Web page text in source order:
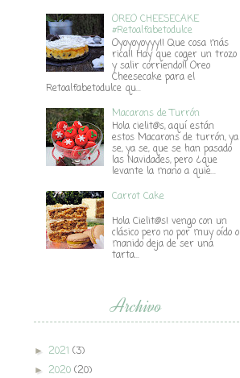
OREO CHEESECAKE
#Retoalfabetodulce
Oyoyoyoyyy!! Que cosa más
rica!! Hay que coger un trozo
y salir corriendo!! Oreo
Cheesecake para el
Retoalfabetodulce qu...
Macarons de Turrón
Hola cielit@s, aquí están
estos Macarons de turrón, ya
se, ya se, que se han pasado
las Navidades, pero ¿que
levante la mano a quie...
Carrot Cake
Hola Cielit@s! vengo con un
clásico pero no por muy oído o
manido deja de ser una
tarta...
Archivo
► 2021 (3)
► 2020 (20)